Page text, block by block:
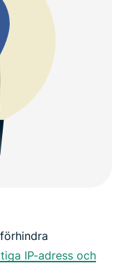
IP-adress och